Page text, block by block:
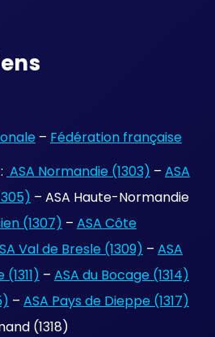
– Fédération française
: ASA Normandie (1303) – ASA
– ASA Haute-Normandie
(1307) – ASA Côte
Val de Bresle (1309) – ASA
– ASA du Bocage (1314)
– ASA Pays de Dieppe (1317)
(1318)